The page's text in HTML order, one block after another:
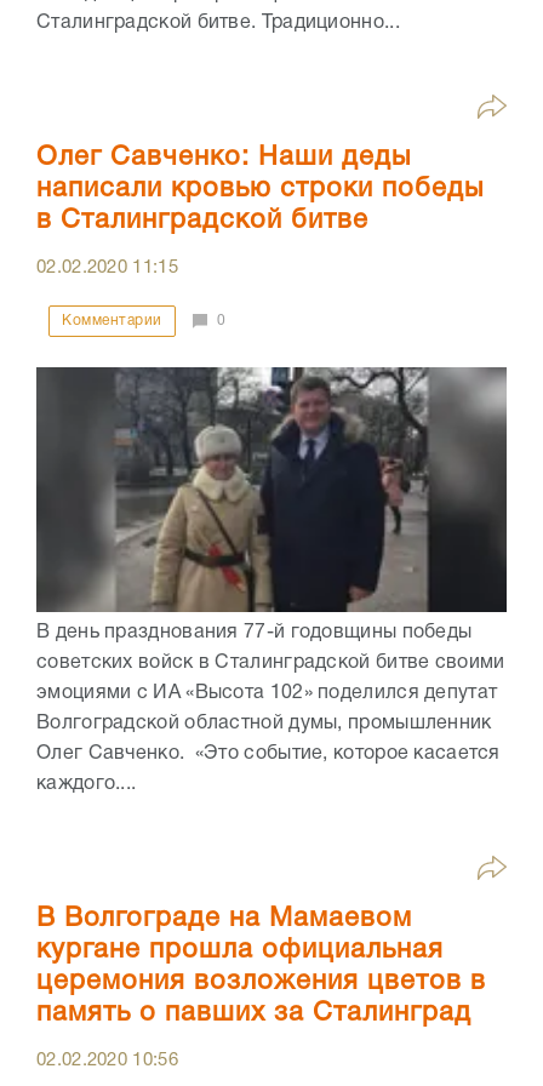
Сталинградской битве. Традиционно...
Олег Савченко: Наши деды
написали кровью строки победы
в Сталинградской битве
02.02.2020 11:15
Комментарии 0
В день празднования 77-й годовщины победы
советских войск в Сталинградской битве своими
эмоциями с ИА «Высота 102» поделился депутат
Волгоградской областной думы, промышленник
Олег Савченко. «Это событие, которое касается
каждого....
В Волгограде на Мамаевом
кургане прошла официальная
церемония возложения цветов в
память о павших за Сталинград
02.02.2020 10:56